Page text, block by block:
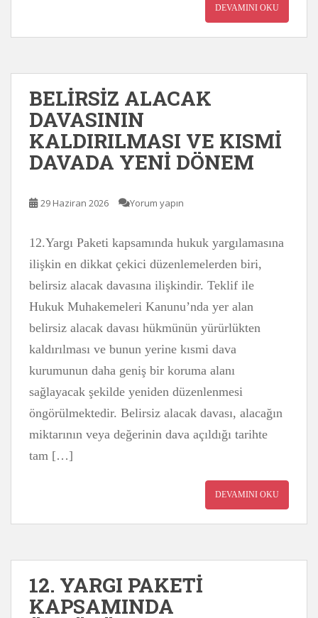
DEVAMINI OKU
BELİRSİZ ALACAK
DAVASININ
KALDIRILMASI VE KISMİ
DAVADA YENİ DÖNEM
29 Haziran 2026 Yorum yapın
12.Yargı Paketi kapsamında hukuk yargılamasına
ilişkin en dikkat çekici düzenlemelerden biri,
belirsiz alacak davasına ilişkindir. Teklif ile
Hukuk Muhakemeleri Kanunu’nda yer alan
belirsiz alacak davası hükmünün yürürlükten
kaldırılması ve bunun yerine kısmi dava
kurumunun daha geniş bir koruma alanı
sağlayacak şekilde yeniden düzenlenmesi
öngörülmektedir. Belirsiz alacak davası, alacağın
miktarının veya değerinin dava açıldığı tarihte
tam […]
DEVAMINI OKU
12. YARGI PAKETİ
KAPSAMINDA